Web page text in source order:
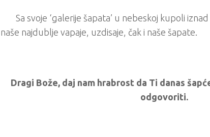
Sa svoje ‘galerije šapata’ u nebeskoj kupoli
naše najdublje vapaje, uzdisaje, čak i naše šapate.
Dragi Bože, daj nam hrabrost da Ti danas
odgovoriti.